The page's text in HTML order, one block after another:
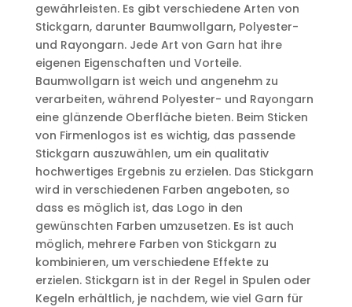
gewährleisten. Es gibt verschiedene Arten von
Stickgarn, darunter Baumwollgarn, Polyester-
und Rayongarn. Jede Art von Garn hat ihre
eigenen Eigenschaften und Vorteile.
Baumwollgarn ist weich und angenehm zu
verarbeiten, während Polyester- und Rayongarn
eine glänzende Oberfläche bieten. Beim Sticken
von Firmenlogos ist es wichtig, das passende
Stickgarn auszuwählen, um ein qualitativ
hochwertiges Ergebnis zu erzielen. Das Stickgarn
wird in verschiedenen Farben angeboten, so
dass es möglich ist, das Logo in den
gewünschten Farben umzusetzen. Es ist auch
möglich, mehrere Farben von Stickgarn zu
kombinieren, um verschiedene Effekte zu
erzielen. Stickgarn ist in der Regel in Spulen oder
Kegeln erhältlich, je nachdem, wie viel Garn für